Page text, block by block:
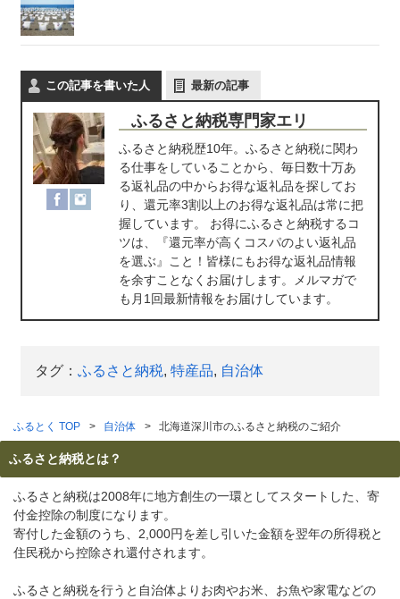
この記事を書いた人 最新の記事
ふるさと納税専門家エリ
ふるさと納税歴10年。ふるさと納税に関わ
る仕事をしていることから、毎日数十万あ
る返礼品の中からお得な返礼品を探してお
り、還元率3割以上のお得な返礼品は常に把
握しています。 お得にふるさと納税するコ
ツは、『還元率が高くコスパのよい返礼品
を選ぶ』こと！皆様にもお得な返礼品情報
を余すことなくお届けします。メルマガで
も月1回最新情報をお届けしています。
タグ： ふるさと納税, 特産品, 自治体
ふるとく TOP 自治体 北海道深川市のふるさと納税のご紹介
ふるさと納税とは？
ふるさと納税は2008年に地方創生の一環としてスタートした、寄
付金控除の制度になります。
寄付した金額のうち、2,000円を差し引いた金額を翌年の所得税と
住民税から控除され還付されます。
ふるさと納税を行うと自治体よりお肉やお米、お魚や家電などの